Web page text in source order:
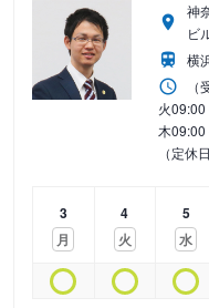
神
ビ
横
（
火09:00
木09:00
（定休
3
月
4
火
5
水